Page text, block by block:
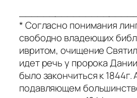
* Согласно понимания
свободно владеющих
ивритом, очищение
идет речь у пророка
было закончиться к 1844г.
подавляющем